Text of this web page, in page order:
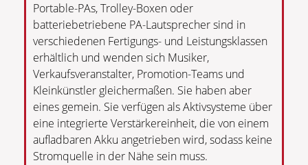
Portable-PAs, Trolley-Boxen oder
batteriebetriebene PA-Lautsprecher sind in
verschiedenen Fertigungs- und Leistungsklassen
erhältlich und wenden sich Musiker,
Verkaufsveranstalter, Promotion-Teams und
Kleinkünstler gleichermaßen. Sie haben aber
eines gemein. Sie verfügen als Aktivsysteme über
eine integrierte Verstärkereinheit, die von einem
aufladbaren Akku angetrieben wird, sodass keine
Stromquelle in der Nähe sein muss.